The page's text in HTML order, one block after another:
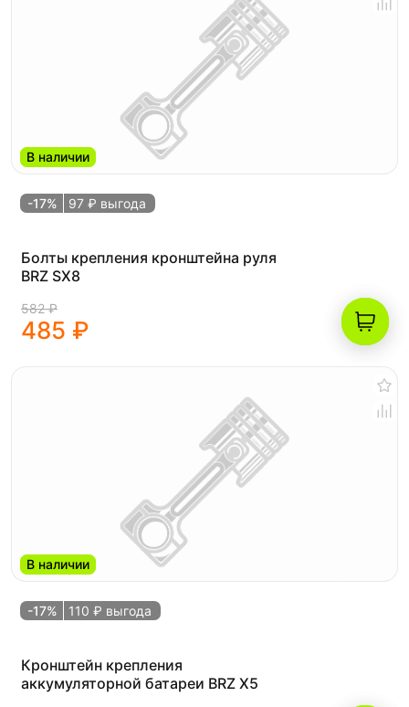
В наличии
-17% 97 ₽ выгода
Болты крепления кронштейна руля
BRZ SX8
582 ₽
485 ₽
В наличии
-17% 110 ₽ выгода
Кронштейн крепления
аккумуляторной батареи BRZ X5